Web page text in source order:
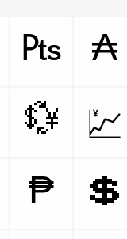
₧ ₳
💱 💹
₱ 💲